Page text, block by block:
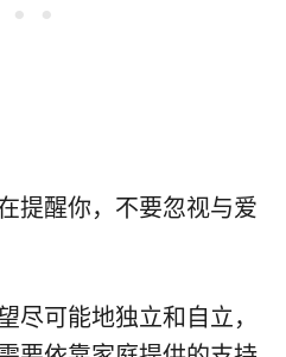
提醒你，不要忽视与爱
尽可能地独立和自立，